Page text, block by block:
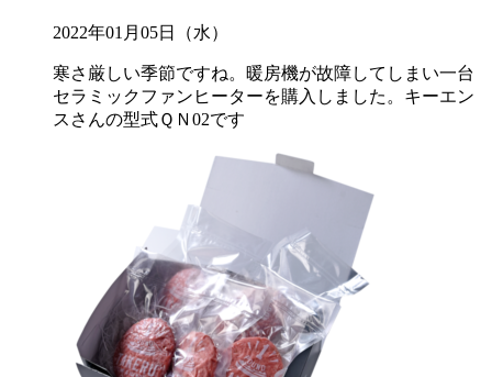
2022年01月05日（水）
寒さ厳しい季節ですね。暖房機が故障してしまい一台
セラミックファンヒーターを購入しました。キーエン
スさんの型式ＱＮ02です